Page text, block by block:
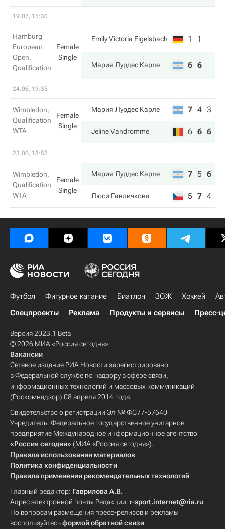
19.07, 15:30
Hamburg
European
Open,
Qualification
Female
Single
Emily Victoria Eigelsbach 1 1
Мария Лурдес Карле 6 6
24.06, 19:35
Wimbledon,
Qualification
WTA
Female
Single
Мария Лурдес Карле 7 4 3
Jeline Vandromme 6 6 6
23.06, 18:55
Wimbledon,
Qualification
WTA
Female
Single
Мария Лурдес Карле 7 5 6
Люси Гавличкова 5 7 4
Футбол Фигурное катание Биатлон ЗОЖ Хоккей
Спецпроекты
Реклама Продукты и сервисы Пресс-
Версия 2023.1 Beta
© 2026 МИА «Россия сегодня»
Вакансии
Сетевое издание РИА Новости зарегистрировано
в Федеральной службе по надзору в сфере связи,
информационных технологий и массовых коммуникаций
(Роскомнадзор) 08 апреля 2014 года.
Свидетельство о регистрации Эл № ФС77-57640
Учредитель: Федеральное государственное унитарное
предприятие Международное информационное агентство
«Россия сегодня» (МИА «Россия сегодня»).
Правила использования материалов
Политика конфиденциальности
Правила применения рекомендательных технологий
Главный редактор: Гаврилова А.В.
Адрес электронной почты Редакции: r-sport.internet@ria.ru
По вопросам размещения пресс-релизов и рекламы
воспользуйтесьформой обратной связи